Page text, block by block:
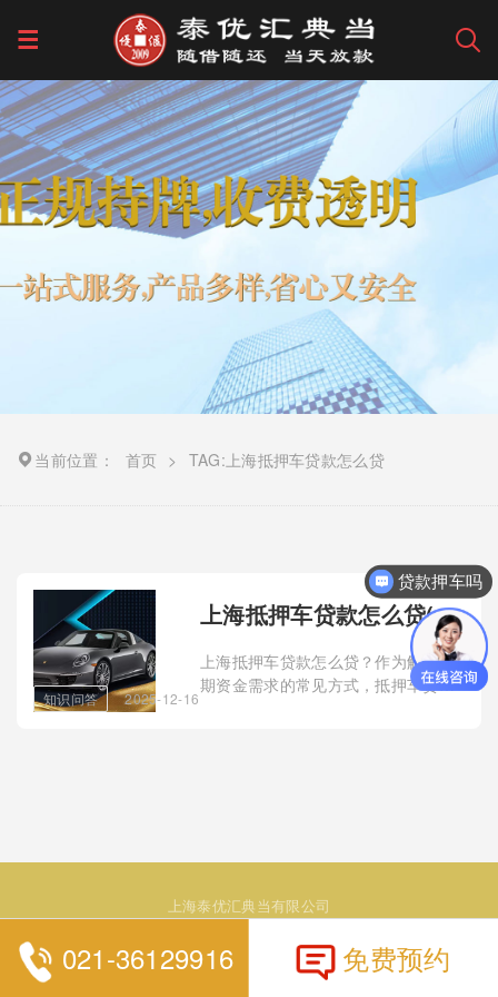
当前位置： 首页 > TAG:上海抵押车贷款怎么贷
上海抵押车贷款怎么贷(车抵押贷款还款方式)？
上海抵押车贷款怎么贷？作为解决短
期资金需求的常见方式，抵押车贷款
知识问答 2025-12-16
上海泰优汇典当有限公司
021-36129916 免费预约
贷款押车吗